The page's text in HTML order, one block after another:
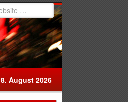
8. August 2026